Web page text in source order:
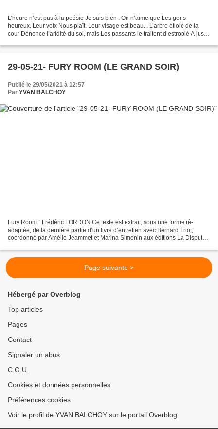
L’heure n’est pas à la poésie Je sais bien : On n’aime que Les gens
heureux. Leur voix Nous plaît. Leur visage est beau. . L’arbre étiolé de la
cour Dénonce l’aridité du sol, mais Les passants le traitent d’estropié A juste
29-05-21- FURY ROOM (LE GRAND SOIR)
Publié le 29/05/2021 à 12:57
Par YVAN BALCHOY
Fury Room ” Frédéric LORDON Ce texte est extrait, sous une forme ré-
adaptée, de la dernière partie d’un livre d’entretien avec Bernard Friot,
coordonné par Amélie Jeammet et Marina Simonin aux éditions La Dispute,
Page suivante >
Hébergé par Overblog
Top articles
Pages
Contact
Signaler un abus
C.G.U.
Cookies et données personnelles
Préférences cookies
Voir le profil de YVAN BALCHOY sur le portail Overblog